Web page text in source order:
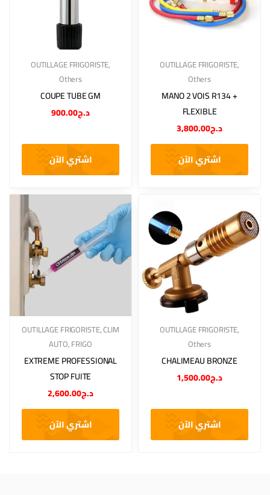
OUTILLAGE FRIGORISTE,
Others
COUPE TUBE GM
د.ج900.00
اشتري الآن
OUTILLAGE FRIGORISTE,
Others
MANO 2 VOIS R134 +
FLEXIBLE
د.ج3,800.00
اشتري الآن
OUTILLAGE FRIGORISTE,CLIM
AUTO,FRIGO
EXTREME PROFESSIONAL
STOP FUITE
د.ج2,600.00
اشتري الآن
OUTILLAGE FRIGORISTE,
Others
CHALIMEAU BRONZE
د.ج1,500.00
اشتري الآن